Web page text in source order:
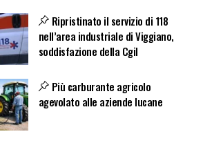
Ripristinato il servizio di 118
nell’area industriale di Viggiano,
soddisfazione della Cgil
Più carburante agricolo
agevolato alle aziende lucane